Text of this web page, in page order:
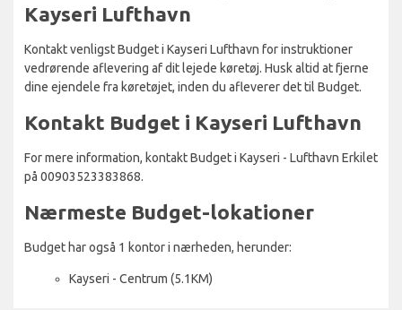
Kayseri Lufthavn
Kontakt venligst Budget i Kayseri Lufthavn for instruktioner
vedrørende aflevering af dit lejede køretøj. Husk altid at fjerne
dine ejendele fra køretøjet, inden du afleverer det til Budget.
Kontakt Budget i Kayseri Lufthavn
For mere information, kontakt Budget i Kayseri - Lufthavn Erkilet
på 00903523383868.
Nærmeste Budget-lokationer
Budget har også 1 kontor i nærheden, herunder:
Kayseri - Centrum (5.1KM)